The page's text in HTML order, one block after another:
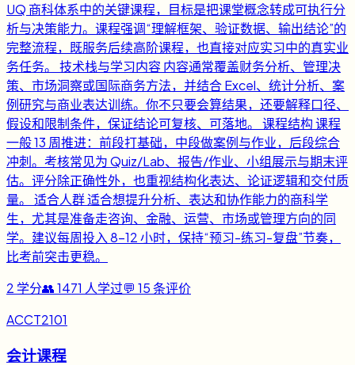
UQ 商科体系中的关键课程，目标是把课堂概念转成可执行分
析与决策能力。课程强调“理解框架、验证数据、输出结论”的
完整流程，既服务后续高阶课程，也直接对应实习中的真实业
务任务。 技术栈与学习内容 内容通常覆盖财务分析、管理决
策、市场洞察或国际商务方法，并结合 Excel、统计分析、案
例研究与商业表达训练。你不只要会算结果，还要解释口径、
假设和限制条件，保证结论可复核、可落地。 课程结构 课程
一般 13 周推进：前段打基础，中段做案例与作业，后段综合
冲刺。考核常见为 Quiz/Lab、报告/作业、小组展示与期末评
估。评分除正确性外，也重视结构化表达、论证逻辑和交付质
量。 适合人群 适合想提升分析、表达和协作能力的商科学
生，尤其是准备走咨询、金融、运营、市场或管理方向的同
学。建议每周投入 8-12 小时，保持“预习-练习-复盘”节奏，
比考前突击更稳。
2 学分👥1471 人学过💬 15条评价
ACCT2101
会计课程